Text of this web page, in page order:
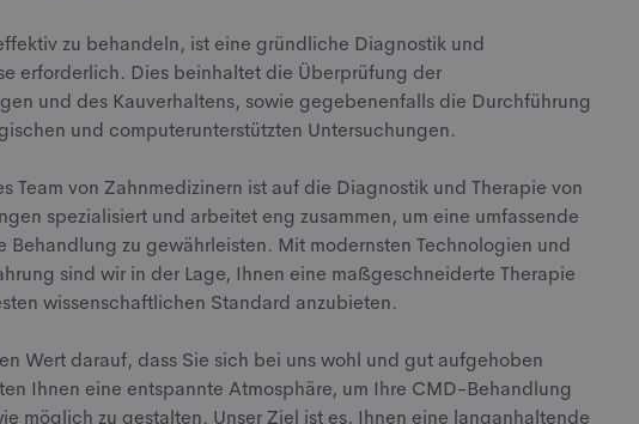
zu behandeln, ist eine gründliche Diagnostik und
erforderlich. Dies beinhaltet die Überprüfung der
und des Kauverhaltens, sowie gegebenenfalls die Durchführung
und computerunterstützten Untersuchungen.
Team von Zahnmedizinern ist auf die Diagnostik und Therapie von
spezialisiert und arbeitet eng zusammen, um eine umfassende
Behandlung zu gewährleisten. Mit modernsten Technologien und
sind wir in der Lage, Ihnen eine maßgeschneiderte Therapie
wissenschaftlichen Standard anzubieten.
Wert darauf, dass Sie sich bei uns wohl und gut aufgehoben
Ihnen eine entspannte Atmosphäre, um Ihre CMD-Behandlung
möglich zu gestalten. Unser Ziel ist es, Ihnen eine langanhaltende